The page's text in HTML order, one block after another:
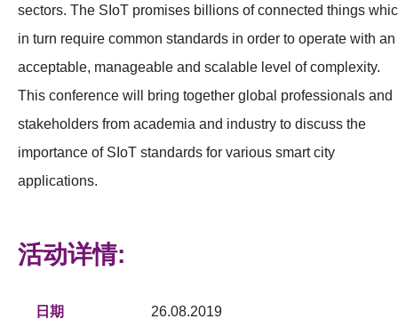
sectors. The SIoT promises billions of connected things
in turn require common standards in order to operate with an
acceptable, manageable and scalable level of complexity.
This conference will bring together global professionals and
stakeholders from academia and industry to discuss the
importance of SIoT standards for various smart city
applications.
活动详情:
日期 26.08.2019